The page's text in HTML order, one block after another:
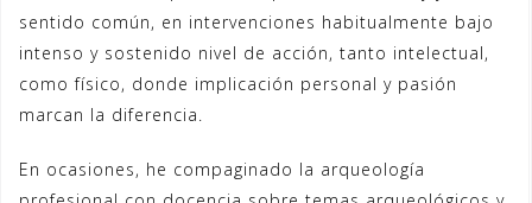
sentido común, en intervenciones habitualmente bajo
intenso y sostenido nivel de acción, tanto intelectual,
como físico, donde implicación personal y pasión
marcan la diferencia.
En ocasiones, he compaginado la arqueología